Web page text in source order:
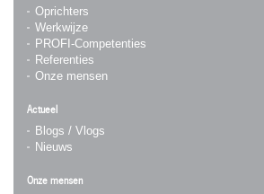
Oprichters
Werkwijze
PROFI-Competenties
Referenties
Onze mensen
Actueel
Blogs / Vlogs
Nieuws
Onze mensen